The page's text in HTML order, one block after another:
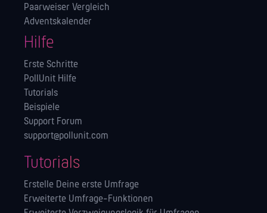
Paarweiser Vergleich
Adventskalender
Hilfe
Erste Schritte
PollUnit Hilfe
Tutorials
Beispiele
Support Forum
support@pollunit.com
Tutorials
Erstelle Deine erste Umfrage
Erweiterte Umfrage-Funktionen